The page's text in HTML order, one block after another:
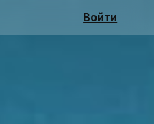
Войти